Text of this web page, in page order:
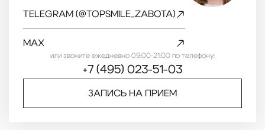
TELEGRAM (@TOPSMILE_ZABOTA)
MAX
или звоните ежедневно 09:00-21:00 по телефону:
+7 (495) 023-51-03
ЗАПИСЬ НА ПРИЕМ